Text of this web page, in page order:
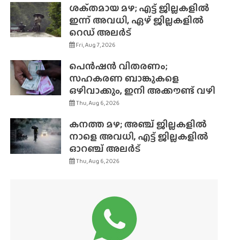
ശക്‌തമായ മഴ; എട്ട് ജില്ലകളിൽ
ഇന്ന് അവധി, ഏഴ് ജില്ലകളിൽ
റെഡ് അലർട്
Fri, Aug 7, 2026
പെൻഷൻ വിതരണം;
സഹകരണ ബാങ്കുകളെ
ഒഴിവാക്കും, ഇനി അക്കൗണ്ട് വഴി
Thu, Aug 6, 2026
കനത്ത മഴ; അഞ്ച് ജില്ലകളിൽ
നാളെ അവധി, എട്ട് ജില്ലകളിൽ
ഓറഞ്ച് അലർട്
Thu, Aug 6, 2026